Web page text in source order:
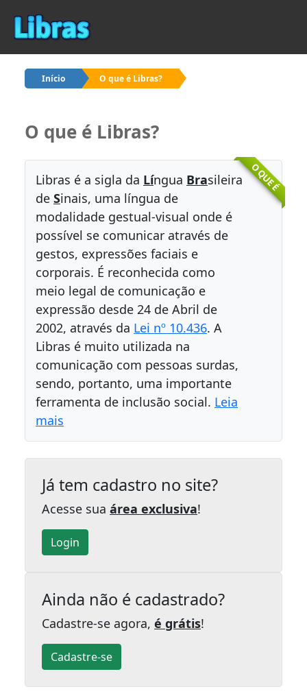
Início O que é Libras?
O que é Libras?
O QUE É
Libras é a sigla da Língua Brasileira
de Sinais, uma língua de
modalidade gestual-visual onde é
possível se comunicar através de
gestos, expressões faciais e
corporais. É reconhecida como
meio legal de comunicação e
expressão desde 24 de Abril de
2002, através da Lei nº 10.436. A
Libras é muito utilizada na
comunicação com pessoas surdas,
sendo, portanto, uma importante
ferramenta de inclusão social. Leia
mais
Já tem cadastro no site?
Acesse sua área exclusiva!
Login
Ainda não é cadastrado?
Cadastre-se agora, é grátis!
Cadastre-se